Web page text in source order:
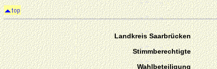
Landkreis Saarbrücken
Stimmberechtigte
Wahlbeteiligung